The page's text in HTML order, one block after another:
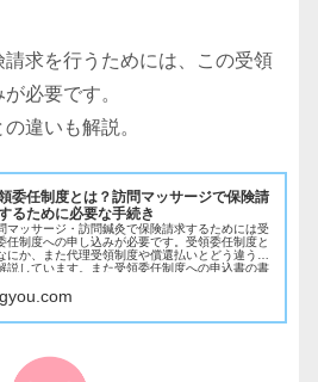
求を行うためには、この受領
必要です。
違いも解説。
委任制度とは？訪問マッサージで保険請
るために必要な手続き
マッサージ・訪問鍼灸で保険請求するためには受
任制度への申し込みが必要です。受領委任制度と
にか、また代理受領制度や償還払いとどう違うの
説しています。また受領委任制度への申込書の書